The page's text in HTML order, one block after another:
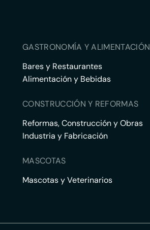
GASTRONOMÍA Y ALIMENTACIÓN
Bares y Restaurantes
Alimentación y Bebidas
CONSTRUCCIÓN Y REFORMAS
Reformas, Construcción y Obras
Industria y Fabricación
MASCOTAS
Mascotas y Veterinarios